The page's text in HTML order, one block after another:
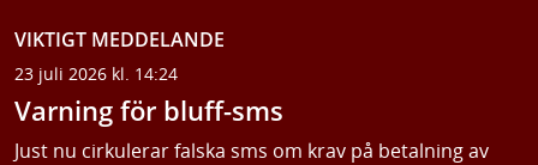
VIKTIGT MEDDELANDE
23 juli 2026 kl. 14:24
Varning för bluff-sms
Just nu cirkulerar falska sms om krav på betalning av